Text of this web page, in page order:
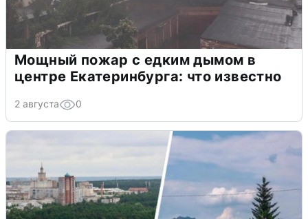
Мощный пожар с едким дымом в
центре Екатеринбурга: что известно
2 августа 0